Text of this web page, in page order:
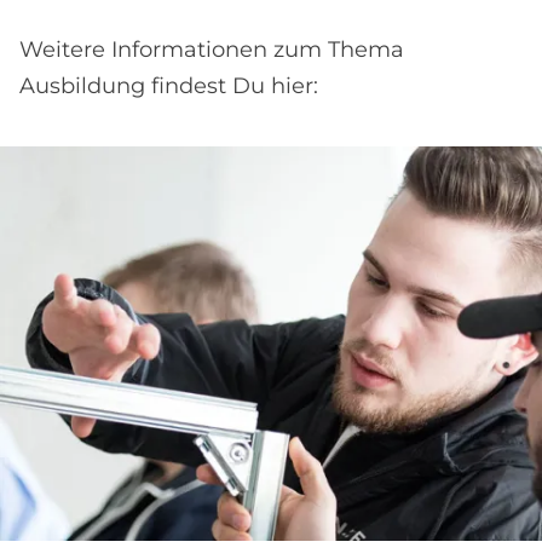
Weitere Informationen zum Thema
Ausbildung findest Du hier: